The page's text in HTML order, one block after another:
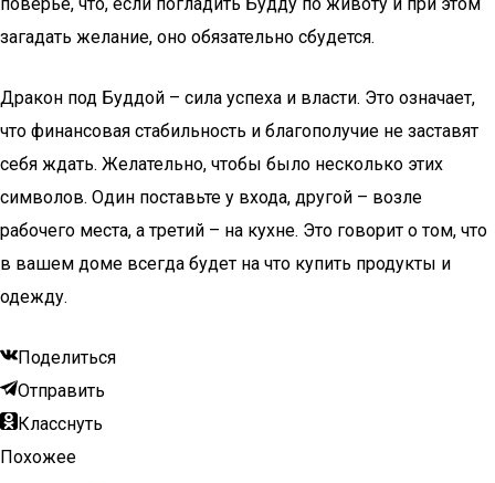
загадать желание, оно обязательно сбудется.
Дракон под Буддой – сила успеха и власти. Это означает,
что финансовая стабильность и благополучие не заставят
себя ждать. Желательно, чтобы было несколько этих
символов. Один поставьте у входа, другой – возле
рабочего места, а третий – на кухне. Это говорит о том, что
в вашем доме всегда будет на что купить продукты и
одежду.
Поделиться
Отправить
Класснуть
Похожее